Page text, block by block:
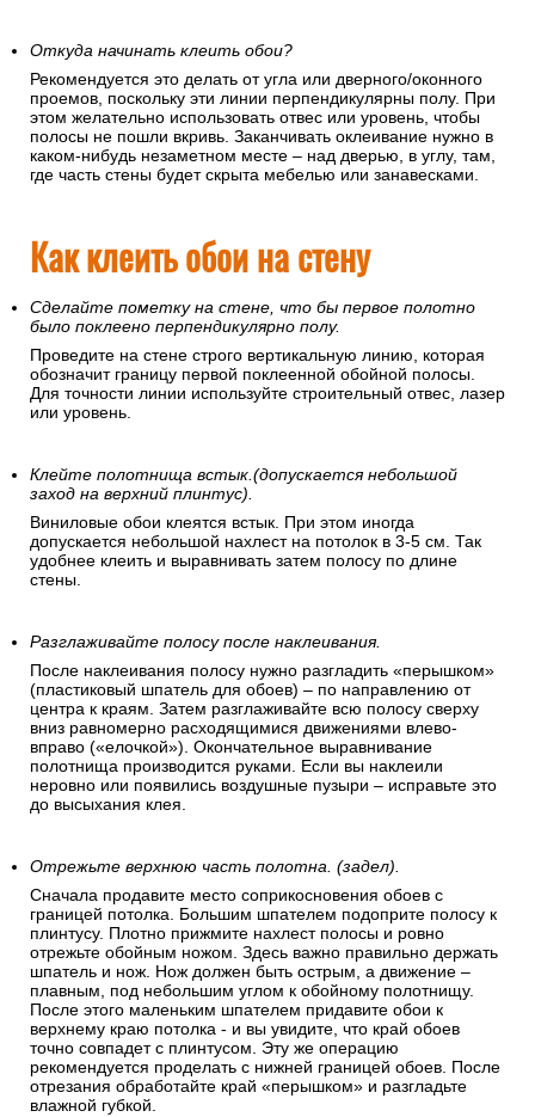
Откуда начинать клеить обои?
Рекомендуется это делать от угла или дверного/оконного
проемов, поскольку эти линии перпендикулярны полу. При
этом желательно использовать отвес или уровень, чтобы
полосы не пошли вкривь. Заканчивать оклеивание нужно в
каком-нибудь незаметном месте – над дверью, в углу, там,
где часть стены будет скрыта мебелью или занавесками.
Как клеить обои на стену
Сделайте пометку на стене, что бы первое полотно
было поклеено перпендикулярно полу.
Проведите на стене строго вертикальную линию, которая
обозначит границу первой поклеенной обойной полосы.
Для точности линии используйте строительный отвес, лазер
или уровень.
Клейте полотнища встык.(допускается небольшой
заход на верхний плинтус).
Виниловые обои клеятся встык. При этом иногда
допускается небольшой нахлест на потолок в 3-5 см. Так
удобнее клеить и выравнивать затем полосу по длине
стены.
Разглаживайте полосу после наклеивания.
После наклеивания полосу нужно разгладить «перышком»
(пластиковый шпатель для обоев) – по направлению от
центра к краям. Затем разглаживайте всю полосу сверху
вниз равномерно расходящимися движениями влево-
вправо («елочкой»). Окончательное выравнивание
полотнища производится руками. Если вы наклеили
неровно или появились воздушные пузыри – исправьте это
до высыхания клея.
Отрежьте верхнюю часть полотна. (задел).
Сначала продавите место соприкосновения обоев с
границей потолка. Большим шпателем подоприте полосу к
плинтусу. Плотно прижмите нахлест полосы и ровно
отрежьте обойным ножом. Здесь важно правильно держать
шпатель и нож. Нож должен быть острым, а движение –
плавным, под небольшим углом к обойному полотнищу.
После этого маленьким шпателем придавите обои к
верхнему краю потолка - и вы увидите, что край обоев
точно совпадет с плинтусом. Эту же операцию
рекомендуется проделать с нижней границей обоев. После
отрезания обработайте край «перышком» и разгладьте
влажной губкой.